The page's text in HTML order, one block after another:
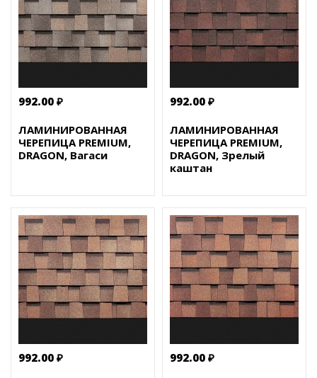
992.00 ₽
ЛАМИНИРОВАННАЯ
ЧЕРЕПИЦА PREMIUM,
DRAGON, Вагаси
992.00 ₽
ЛАМИНИРОВАННАЯ
ЧЕРЕПИЦА PREMIUM,
DRAGON, Зрелый
каштан
992.00 ₽
992.00 ₽